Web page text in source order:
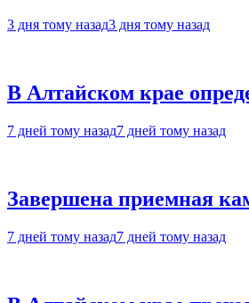
3 дня тому назад3 дня тому назад
В Алтайском крае
7 дней тому назад7 дней тому назад
Завершена приемная
7 дней тому назад7 дней тому назад